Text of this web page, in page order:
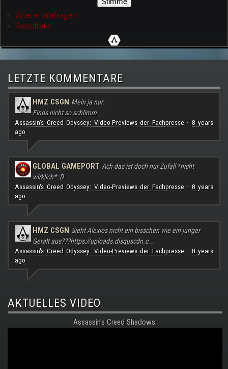
Ältere Umfragen
Resultate
LETZTE KOMMENTARE
HMZ CSGN Mein ja nur..
Finds nicht so schlimm
Assassin's Creed Odyssey: Video-Previews der Fachpresse· 8 years
ago
GLOBAL GAMEPORT Ach das ist doch nur Zufall *nicht
wirklich* :D
Assassin's Creed Odyssey: Video-Previews der Fachpresse· 8 years
ago
HMZ CSGN Sieht Alexios nicht ein bisschen wie ein junger
Geralt aus???https://uploads.disquscdn.c...
Assassin's Creed Odyssey: Video-Previews der Fachpresse· 8 years
ago
AKTUELLES VIDEO
Assassin's Creed Shadows: